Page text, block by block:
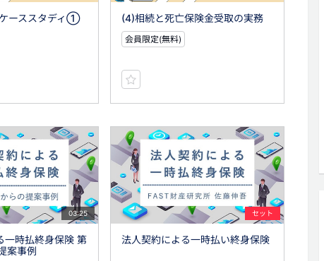
ーススタディ① (4)相続と死亡保険金受取の実務
会員限定(無料)
03:25
一時払終身保険 第
案事例
セット
法人契約による一時払い終身保険